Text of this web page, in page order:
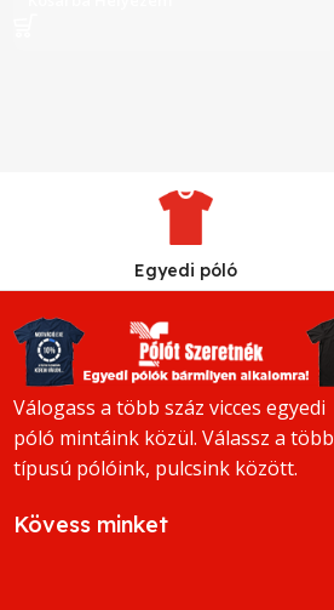
Egyedi póló
Válogass a több száz vicces egyedi
póló mintáink közül. Válassz a több
típusú pólóink, pulcsink között.
Kövess minket